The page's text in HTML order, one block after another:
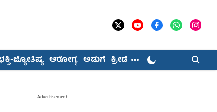
ಜ್ಯೋತಿಷ್ಯ ಆರೋಗ್ಯ ಅಡುಗೆ ಕ್ರೀಡೆ
Advertisement